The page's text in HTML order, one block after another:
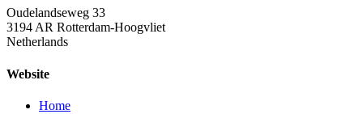
Oudelandseweg 33
3194 AR Rotterdam-Hoogvliet
Netherlands
Website
Home